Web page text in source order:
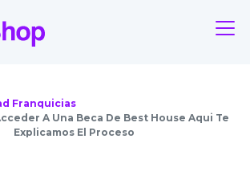
Franquicias
A Una Beca De Best House Aqui Te
Explicamos El Proceso